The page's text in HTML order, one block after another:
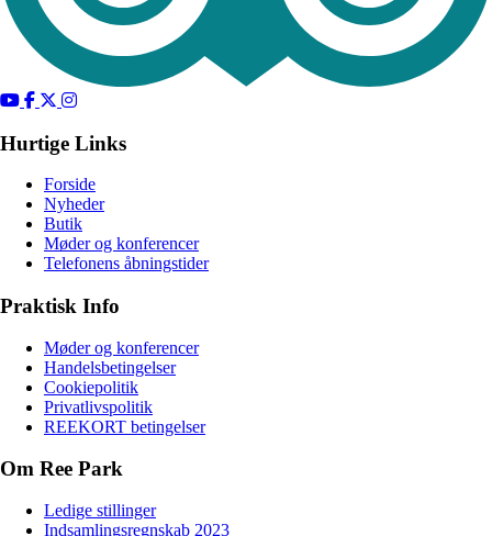
Hurtige Links
Forside
Nyheder
Butik
Møder og konferencer
Telefonens åbningstider
Praktisk Info
Møder og konferencer
Handelsbetingelser
Cookiepolitik
Privatlivspolitik
REEKORT betingelser
Om Ree Park
Ledige stillinger
Indsamlingsregnskab 2023